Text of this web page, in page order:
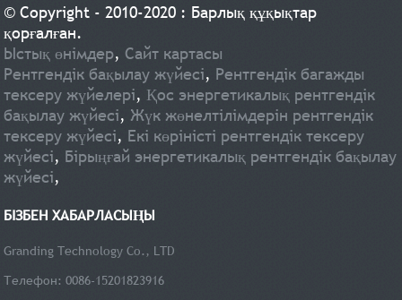
© Copyright - 2010-2020 : Барлық құқықтар
қорғалған.
Ыстық өнімдер, Сайт картасы
Рентгендік бақылау жүйесі, Рентгендік багажды
тексеру жүйелері, Қос энергетикалық рентгендік
бақылау жүйесі, Жүк жөнелтілімдерін рентгендік
тексеру жүйесі, Екі көріністі рентгендік тексеру
жүйесі, Бірыңғай энергетикалық рентгендік бақылау
жүйесі,
БІЗБЕН ХАБАРЛАСЫҢЫ
Granding Technology Co., LTD
Телефон: 0086-15201823916